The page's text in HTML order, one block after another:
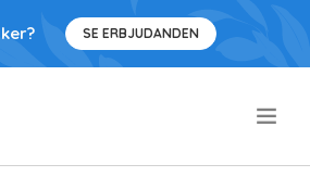
SE ERBJUDANDEN